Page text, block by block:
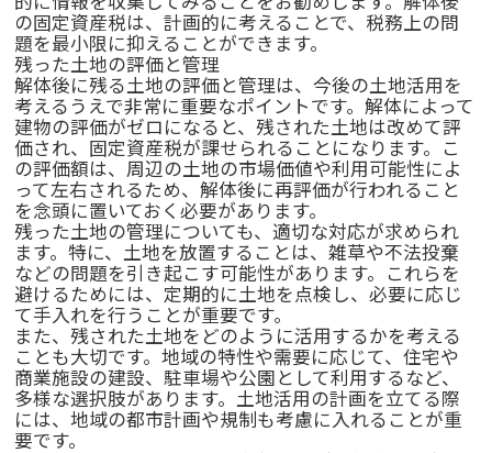
の固定資産税は、計画的に考えることで、税務上の問
題を最小限に抑えることができます。
残った土地の評価と管理
解体後に残る土地の評価と管理は、今後の土地活用を
考えるうえで非常に重要なポイントです。解体によって
建物の評価がゼロになると、残された土地は改めて評
価され、固定資産税が課せられることになります。こ
の評価額は、周辺の土地の市場価値や利用可能性によ
って左右されるため、解体後に再評価が行われること
を念頭に置いておく必要があります。
残った土地の管理についても、適切な対応が求められ
ます。特に、土地を放置することは、雑草や不法投棄
などの問題を引き起こす可能性があります。これらを
避けるためには、定期的に土地を点検し、必要に応じ
て手入れを行うことが重要です。
また、残された土地をどのように活用するかを考える
ことも大切です。地域の特性や需要に応じて、住宅や
商業施設の建設、駐車場や公園として利用するなど、
多様な選択肢があります。土地活用の計画を立てる際
には、地域の都市計画や規制も考慮に入れることが重
要です。